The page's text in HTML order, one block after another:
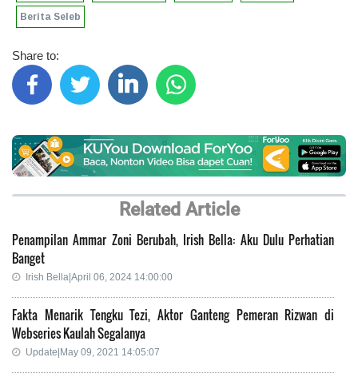
Berita Seleb
Share to:
Related Article
Penampilan Ammar Zoni Berubah, Irish Bella: Aku Dulu Perhatian
Banget
Irish Bella|April 06, 2024 14:00:00
Fakta Menarik Tengku Tezi, Aktor Ganteng Pemeran Rizwan di
Webseries Kaulah Segalanya
Update|May 09, 2021 14:05:07